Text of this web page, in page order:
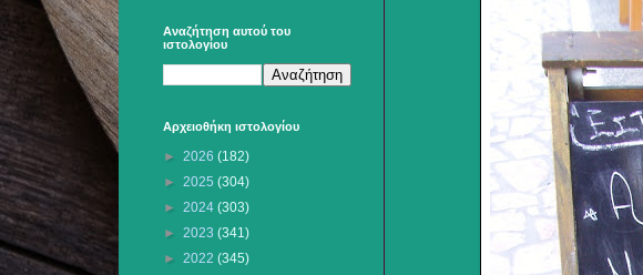
Αναζήτηση αυτού του
ιστολογίου
Αρχειοθήκη ιστολογίου
► 2026 (182)
► 2025 (304)
► 2024 (303)
► 2023 (341)
► 2022 (345)